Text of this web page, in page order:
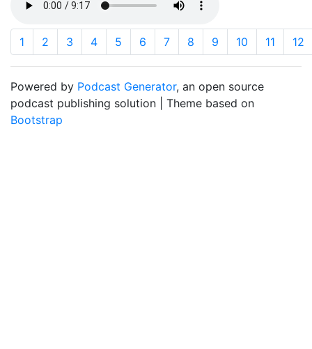
1 2 3 4 5 6 7 8 9 10 11 12
Powered by Podcast Generator, an open source
podcast publishing solution | Theme based on
Bootstrap